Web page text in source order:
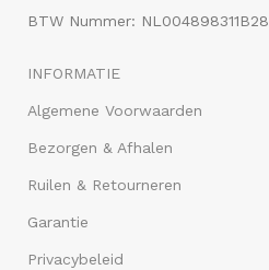
BTW Nummer: NL004898311B28
INFORMATIE
Algemene Voorwaarden
Bezorgen & Afhalen
Ruilen & Retourneren
Garantie
Privacybeleid